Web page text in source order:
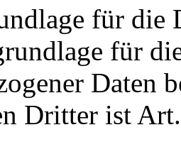
für die
für
Daten
Dritter ist